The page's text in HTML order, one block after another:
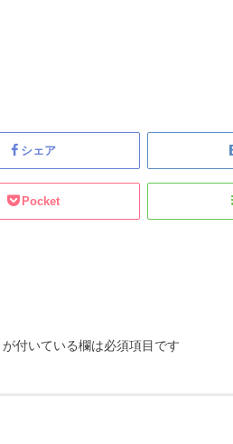
シェア
Pocket
が付いている欄は必須項目です